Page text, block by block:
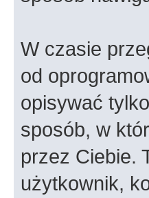
W czasie
od
opisywać
sposób, w
przez Ciebie.
użytkownik,